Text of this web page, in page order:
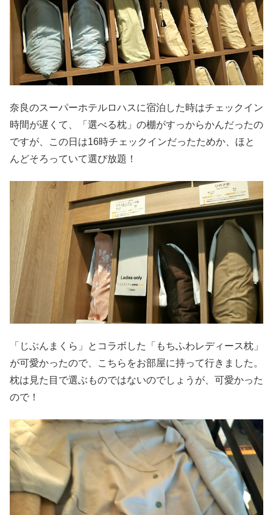
奈良のスーパーホテルロハスに宿泊した時はチェックイン
時間が遅くて、「選べる枕」の棚がすっからかんだったの
ですが、この日は16時チェックインだったためか、ほと
んどそろっていて選び放題！
「じぶんまくら」とコラボした「もちふわレディース枕」
が可愛かったので、こちらをお部屋に持って行きました。
枕は見た目で選ぶものではないのでしょうが、可愛かった
ので！